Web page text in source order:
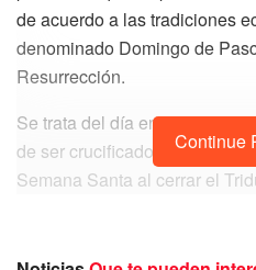
de acuerdo a las tradiciones
denominado Domingo de
Resurrección.
Se trata del día en el que
de ser crucificado. Así, la
Semana Santa al cerrar el
Continue